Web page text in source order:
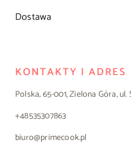
Dostawa
KONTAKTY I ADRES
Polska, 65-001, Zielona Góra,
+48535307863
biuro@primecook.pl